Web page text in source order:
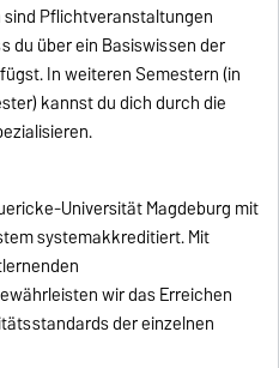
Pflichtveranstaltungen
du über ein Basiswissen der
In weiteren Semestern (in
kannst du dich durch die
Universität Magdeburg mit
systemakkreditiert. Mit
wir das Erreichen
der einzelnen